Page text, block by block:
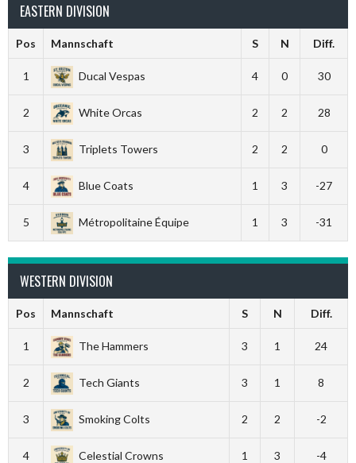
EASTERN DIVISION
Pos Mannschaft S N Diff.
1 Ducal Vespas 4 0 30
2 White Orcas 2 2 28
3 Triplets Towers 2 2 0
4 Blue Coats 1 3 -27
5 Métropolitaine Équipe 1 3 -31
WESTERN DIVISION
Pos Mannschaft S N Diff.
1 The Hammers 3 1 24
2 Tech Giants 3 1 8
3 Smoking Colts 2 2 -2
4 Celestial Crowns 1 3 -4